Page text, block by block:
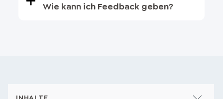
Wie kann ich Feedback geben?